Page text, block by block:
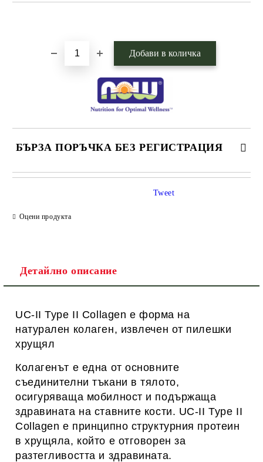
БЪРЗА ПОРЪЧКА БЕЗ РЕГИСТРАЦИЯ
САМО ПОПЪЛНЕТЕ 1 ПОЛЕ
Ние ще се свържем с вас в рамките на работния ден.
Оцени продукта
Tweet
Детайлно описание
UC-II Type II Collagen е форма на
натурален колаген, извлечен от пилешки
хрущял
Колагенът е една от основните
съединителни тъкани в тялото,
осигуряваща мобилност и подържаща
здравината на ставните кости. UC-II Type II
Collagen е принципно структурния протеин
в хрущяла, който е отговорен за
разтегливостта и здравината.